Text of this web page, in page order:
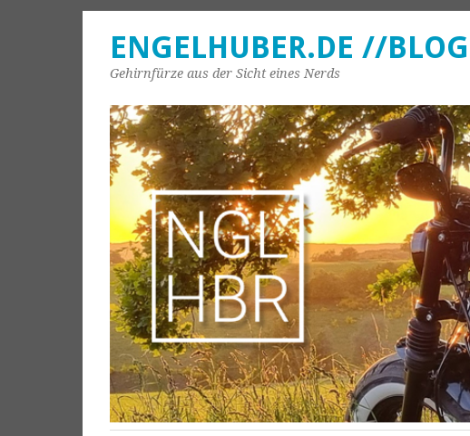
ENGELHUBER.DE //BLOG
Gehirnfürze aus der Sicht eines Nerds